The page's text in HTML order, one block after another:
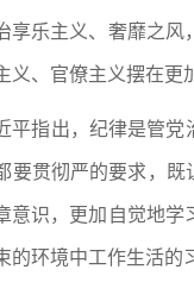
享乐主义、奢靡之风
义、官僚主义摆在更
平指出，纪律是管党
要贯彻严的要求，既
意识，更加自觉地学
的环境中工作生活的